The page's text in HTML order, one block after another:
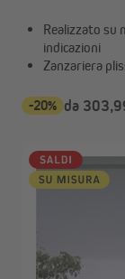
Realizzato su
indicazioni
Zanzariera
-20% da